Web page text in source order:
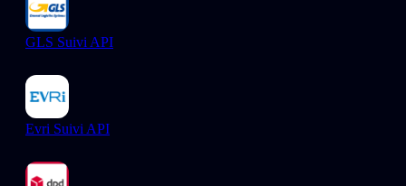
GLS Suivi API
Evri Suivi API